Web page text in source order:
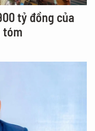
tỷ đồng của
tóm